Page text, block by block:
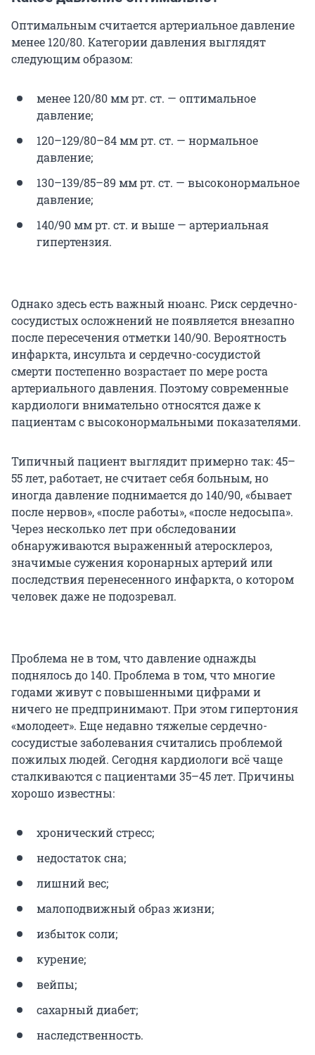
Оптимальным считается артериальное давление
менее 120/80. Категории давления выглядят
следующим образом:
менее 120/80 мм рт. ст. — оптимальное
давление;
120–129/80–84 мм рт. ст. — нормальное
давление;
130–139/85–89 мм рт. ст. — высоконормальное
давление;
140/90 мм рт. ст. и выше — артериальная
гипертензия.
Однако здесь есть важный нюанс. Риск сердечно-
сосудистых осложнений не появляется внезапно
после пересечения отметки 140/90. Вероятность
инфаркта, инсульта и сердечно-сосудистой
смерти постепенно возрастает по мере роста
артериального давления. Поэтому современные
кардиологи внимательно относятся даже к
пациентам с высоконормальными показателями.
Типичный пациент выглядит примерно так: 45–
55 лет, работает, не считает себя больным, но
иногда давление поднимается до 140/90, «бывает
после нервов», «после работы», «после недосыпа».
Через несколько лет при обследовании
обнаруживаются выраженный атеросклероз,
значимые сужения коронарных артерий или
последствия перенесенного инфаркта, о котором
человек даже не подозревал.
Проблема не в том, что давление однажды
поднялось до 140. Проблема в том, что многие
годами живут с повышенными цифрами и
ничего не предпринимают. При этом гипертония
«молодеет». Еще недавно тяжелые сердечно-
сосудистые заболевания считались проблемой
пожилых людей. Сегодня кардиологи всё чаще
сталкиваются с пациентами35–45 лет. Причины
хорошо известны:
хронический стресс;
недостаток сна;
лишний вес;
малоподвижный образ жизни;
избыток соли;
курение;
вейпы;
сахарный диабет;
наследственность.